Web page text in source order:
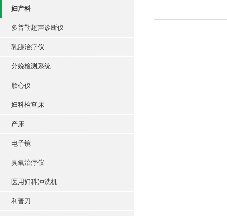
妇产科
多普勒超声诊断仪
乳腺治疗仪
分娩检测系统
胎心仪
妇科检查床
产床
电子镜
臭氧治疗仪
医用妇科冲洗机
利普刀